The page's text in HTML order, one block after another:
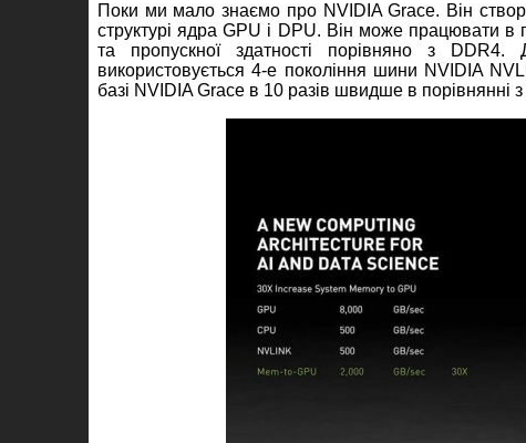
Поки ми мало знаємо про NVIDIA Grace. Він
структурі ядра GPU і DPU. Він може працювати в
та пропускної здатності порівняно з
використовується 4-е покоління шини NVIDIA
базі NVIDIA Grace в 10 разів швидше в порівнянні